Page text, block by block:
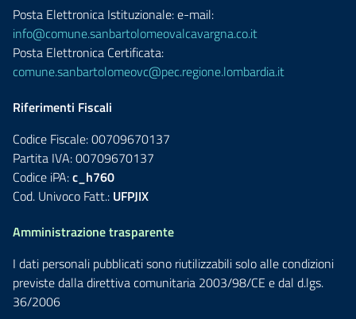
Posta Elettronica Istituzionale: e-mail:
info@comune.sanbartolomeovalcavargna.co.it
Posta Elettronica Certificata:
comune.sanbartolomeovc@pec.regione.lombardia.it
Riferimenti Fiscali
Codice Fiscale: 00709670137
Partita IVA: 00709670137
Codice iPA:c_h760
Cod. Univoco Fatt.: UFPJIX
Amministrazione trasparente
I dati personali pubblicati sono riutilizzabili solo alle condizioni
previste dalla direttiva comunitaria 2003/98/CE e dal d.lgs.
36/2006